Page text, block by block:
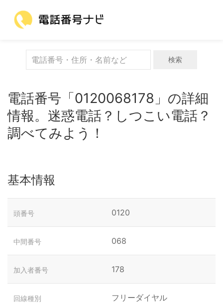
検索
電話番号「0120068178」の詳細
情報。迷惑電話？しつこい電話？
調べてみよう！
基本情報
頭番号 0120
中間番号 068
加入者番号 178
回線種別 フリーダイヤル